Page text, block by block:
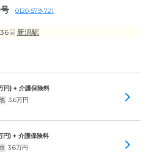
0120-579-721
新潟駅
円) + 介護保険料
3.6万円
円) + 介護保険料
3.6万円